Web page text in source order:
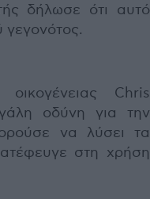
δήλωσε ότι αυτό
γεγονότος.
Chris
οδύνη για την
να λύσει τα
στη χρήση